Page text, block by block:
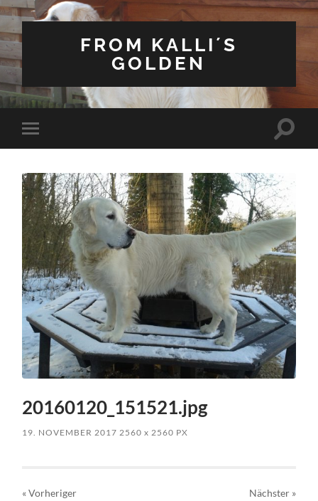
FROM KALLI´S
GOLDEN
Mobile-
Menü
20160120_151521.jpg
19. NOVEMBER 2017 2560x 2560 PX
« Vorheriger Nächster »